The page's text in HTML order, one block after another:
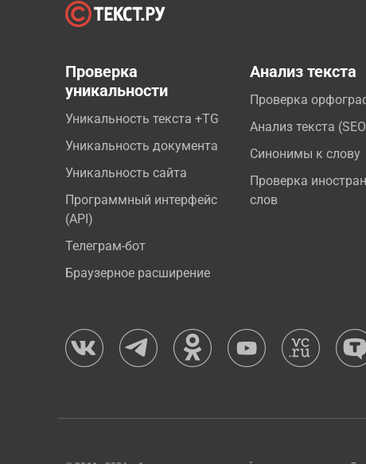
Проверка
уникальности
Уникальность текста +TG
Уникальность документа
Уникальность сайта
Программный интерфейс
(API)
Телеграм-бот
Браузерное расширение
Анализ текста
Проверка
Анализ текста
Синонимы к слову
Проверка
слов